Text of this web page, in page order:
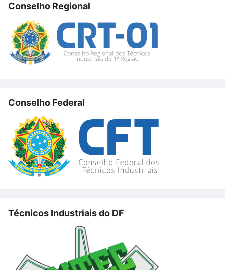
Conselho Regional
Conselho Federal
Técnicos Industriais do DF